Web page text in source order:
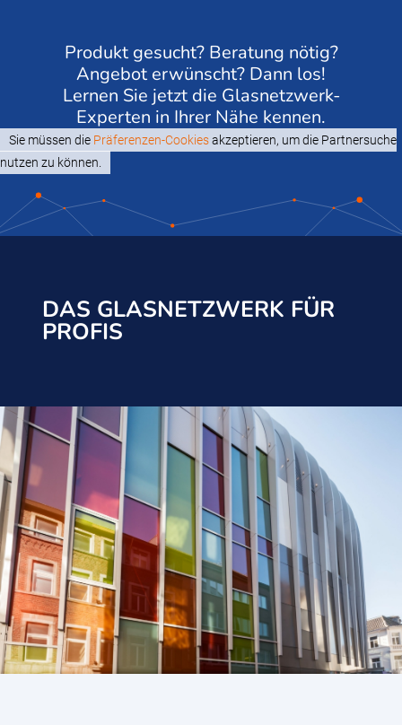
Produkt gesucht? Beratung nötig?
Angebot erwünscht? Dann los!
Lernen Sie jetzt die Glasnetzwerk-
Experten in Ihrer Nähe kennen.
Sie müssen die Präferenzen-Cookiesakzeptieren, um die Partnersuche
nutzen zu können.
DAS GLASNETZWERK FÜR
PROFIS